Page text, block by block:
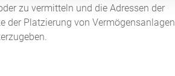
zu vermitteln und die Adressen der
der Platzierung von Vermögensanlagen